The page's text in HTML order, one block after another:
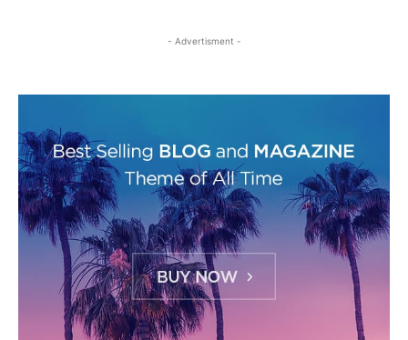
- Advertisment -